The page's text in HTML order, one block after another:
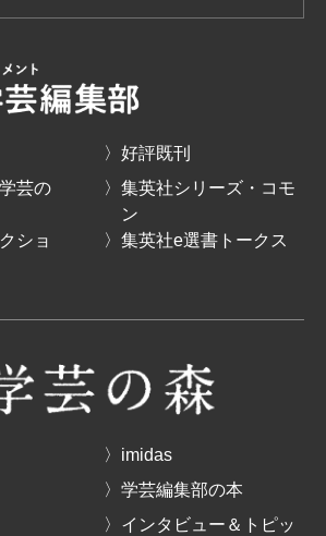
芸の
ショ
〉好評既刊
〉集英社シリーズ・コモ
ン
〉集英社e選書トークス
〉imidas
〉学芸編集部の本
〉インタビュー＆トピッ